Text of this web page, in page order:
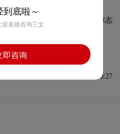
活力的汽车涂料包装设计图片:
转载时请注明出处为诗宸标志
时与我们联系
一时间安排删除。
发布于2022-08-30 08:28:27
到底啦～
迎直接咨询三文
即咨询